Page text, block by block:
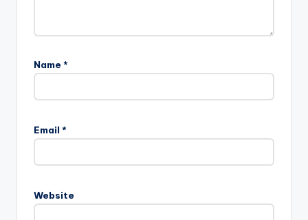
Name *
Email *
Website